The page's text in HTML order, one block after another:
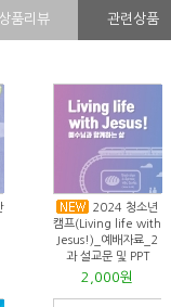
상품리뷰 관련상품
2024 청소년
캠프(Living life with
Jesus!)_예배자료_2
과 설교문 및 PPT
2,000원